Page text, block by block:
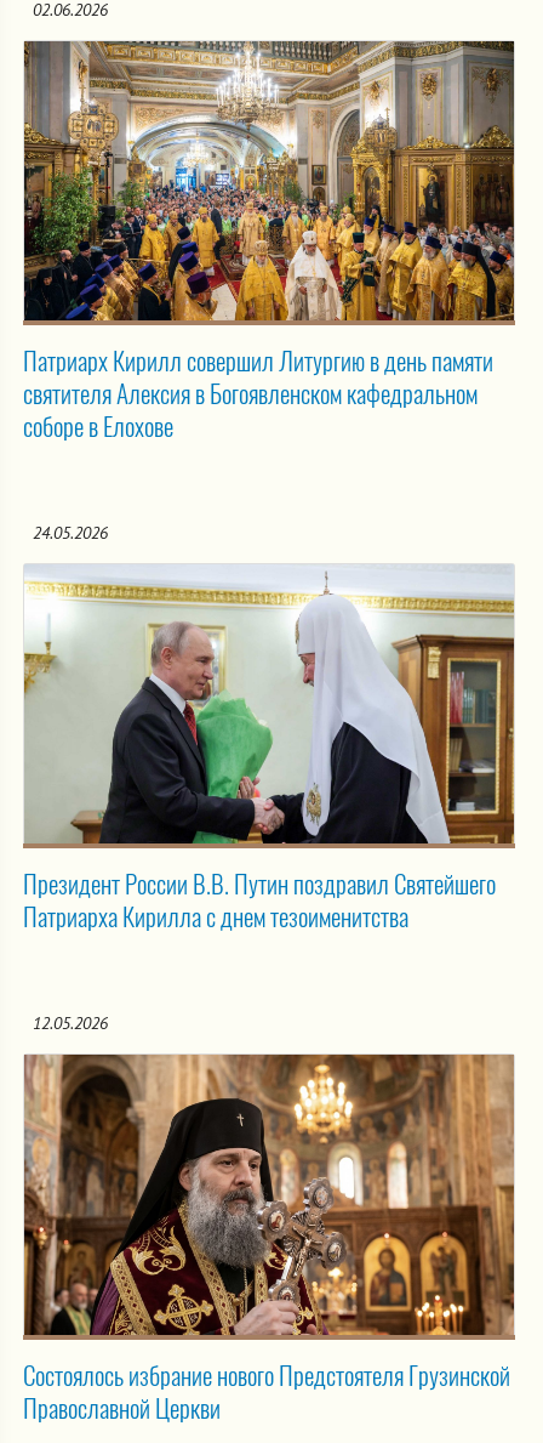
02.06.2026
Патриарх Кирилл совершил Литургию в день памяти
святителя Алексия в Богоявленском кафедральном
соборе в Елохове
24.05.2026
Президент России В.В. Путин поздравил Святейшего
Патриарха Кирилла с днем тезоименитства
12.05.2026
Состоялось избрание нового Предстоятеля Грузинской
Православной Церкви